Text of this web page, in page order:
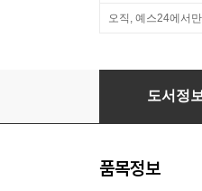
오직, 예스24에서만
DEATH 죽음이
도서정
품목정보